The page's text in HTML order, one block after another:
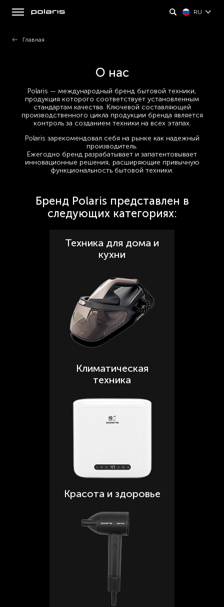
RU
Главная
О нас
Polaris — международный бренд бытовой техники,
продукция которого соответствует установленным
стандартам качества. Ключевой составляющей
производственного цикла продукции бренда является
контроль за созданием техники на всех этапах.
Polaris зарекомендовал себя на рынке как надежный
производитель.
Ежегодно бренд разрабатывает и запатентовывает
инновационные решения, расширяющие привычную
функциональность бытовой техники.
Бренд Polaris представлен в
следующих категориях:
Техника для дома и
кухни
Климатическая
техника
Красота и здоровье